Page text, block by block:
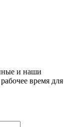
и наши
время для